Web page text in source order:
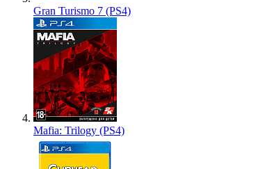
Gran Turismo 7 (PS4)
Mafia: Trilogy (PS4)